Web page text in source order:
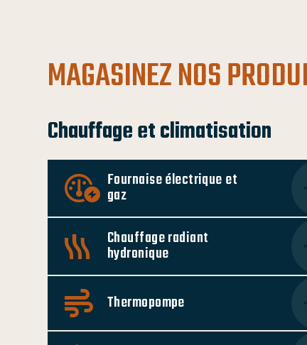
MAGASINEZ NOS
Chauffage et climatisation
Fournaise électrique et
gaz
Chauffage radiant
hydronique
Thermopompe